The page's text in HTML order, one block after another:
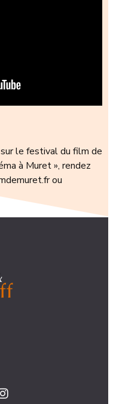
le festival du film de
à Muret », rendez
ou